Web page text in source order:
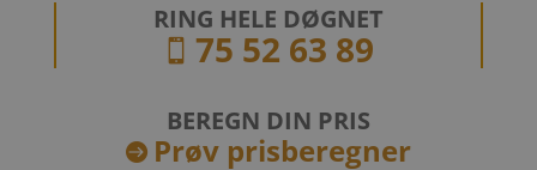
RING HELE DØGNET
 75 52 63 89
BEREGN DIN PRIS
 Prøv prisberegner